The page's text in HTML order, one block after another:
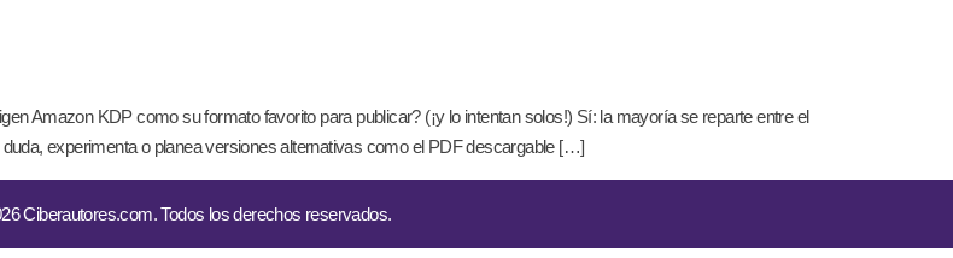
Amazon KDP como su formato favorito para publicar? (¡y lo intentan solos!) Sí: la mayoría se reparte entre el
experimenta o planea versiones alternativas como el PDF descargable […]
Ciberautores.com. Todos los derechos reservados.